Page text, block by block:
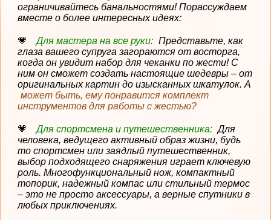
ограничивайтесь банальностями! Порассуждаем
вместе о более интересных идеях:
Для мастера на все руки: Представьте, как
глаза вашего супруга загораются от восторга,
когда он увидит набор для чеканки по жести! С
ним он сможет создать настоящие шедевры – от
оригинальных картин до изысканных шкатулок. А
может быть, ему понравится комплект
инструментов для работы с жестью?
Для спортсмена и путешественника: Для
человека, ведущего активный образ жизни, будь
то спортсмен или заядлый путешественник,
выбор подходящего снаряжения играет ключевую
роль. Многофункциональный нож, компактный
топорик, надежный компас или стильный термос
– это не просто аксессуары, а верные спутники в
любых приключениях.